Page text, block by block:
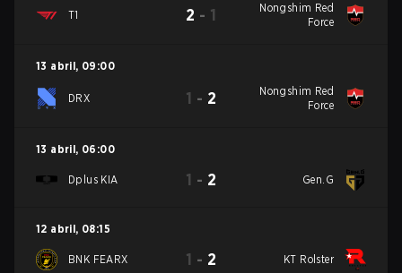
T1 2 - 1
Nongshim Red
Force
13 abril, 09:00
DRX 1 - 2
Nongshim Red
Force
13 abril, 06:00
Dplus KIA 1 - 2 Gen.G
12 abril, 08:15
BNK FEARX 1 - 2 KT Rolster